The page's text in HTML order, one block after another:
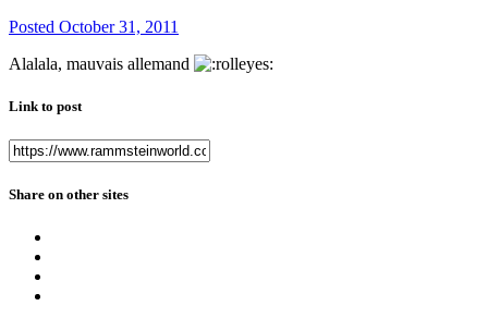
Posted October 31, 2011
Alalala, mauvais allemand
Link to post
Share on other sites